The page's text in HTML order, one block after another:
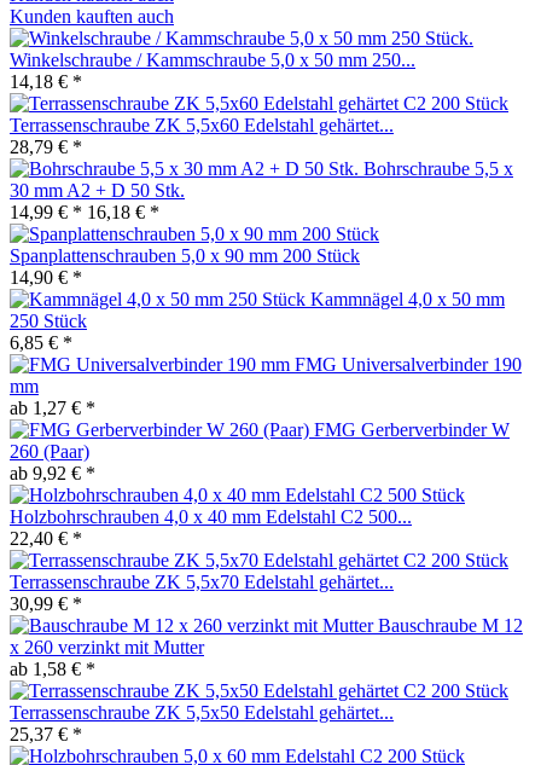
Kunden kauften auch
Winkelschraube / Kammschraube 5,0 x 50 mm 250...
14,18 € *
Terrassenschraube ZK 5,5x60 Edelstahl gehärtet...
28,79 € *
Bohrschraube 5,5 x
30 mm A2 + D 50 Stk.
14,99 € * 16,18 € *
Spanplattenschrauben 5,0 x 90 mm 200 Stück
14,90 € *
Kammnägel 4,0 x 50 mm
250 Stück
6,85 € *
FMG Universalverbinder 190
mm
ab 1,27 € *
FMG Gerberverbinder W
260 (Paar)
ab 9,92 € *
Holzbohrschrauben 4,0 x 40 mm Edelstahl C2 500...
22,40 € *
Terrassenschraube ZK 5,5x70 Edelstahl gehärtet...
30,99 € *
Bauschraube M 12
x 260 verzinkt mit Mutter
ab 1,58 € *
Terrassenschraube ZK 5,5x50 Edelstahl gehärtet...
25,37 € *